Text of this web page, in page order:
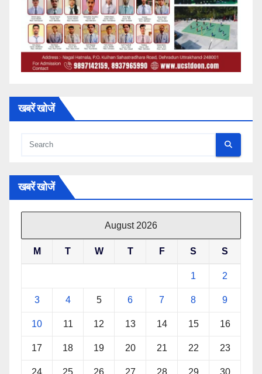
खबरें खोजें
खबरें खोजें
August 2026
M T W T F S S
1 2
3 4 5 6 7 8 9
10 11 12 13 14 15 16
17 18 19 20 21 22 23
24 25 26 27 28 29 30